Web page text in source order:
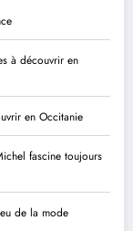
à découvrir en
en Occitanie
fascine toujours
de la mode